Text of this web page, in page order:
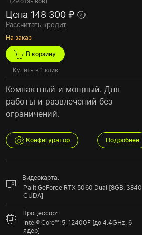
Цена 148 300 ₽
Рассчитать кредит
На заказ
В корзину
Купить в 1 клик
Компактный и мощный. Для
работы и развлечений без
ограничений.
Конфигуратор Подробнее
Видеокарта:
Palit GeForce RTX 5060 Dual [8GB, 3840
CUDA]
Процессор:
Intel® Core™ i5-12400F [до 4.4GHz, 6
ядер]